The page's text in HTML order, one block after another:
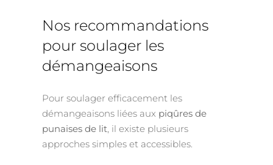
Nos recommandations
pour soulager les
démangeaisons
Pour soulager efficacement les
démangeaisons liées aux piqûres de
punaises de lit, il existe plusieurs
approches simples et accessibles.